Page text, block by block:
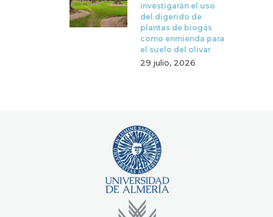
investigarán el uso
del digerido de
plantas de biogás
como enmienda para
el suelo del olivar
29 julio, 2026